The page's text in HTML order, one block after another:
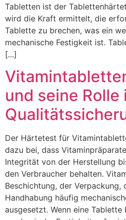
Tabletten ist der
wird die Kraft ermittelt, die
Tablette zu brechen, was ein
mechanische Festigkeit ist.
[...]
und seine Rolle
Der Härtetest für
dazu bei, dass
Integrität von der Herstellung
den Verbraucher behalten.
Beschichtung, der
Handhabung häufig
ausgesetzt. Wenn eine Tablette